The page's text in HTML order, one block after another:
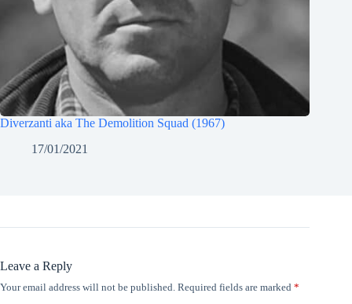
Diverzanti aka The Demolition Squad (1967)
17/01/2021
Leave a Reply
Your email address will not be published. Required fields are marked *